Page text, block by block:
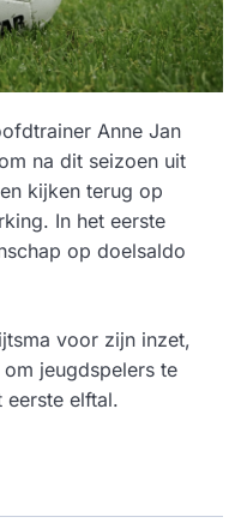
Anne Jan
na dit seizoen uit
kijken terug op
In het eerste
op doelsaldo
voor zijn inzet,
jeugdspelers te
eerste elftal.